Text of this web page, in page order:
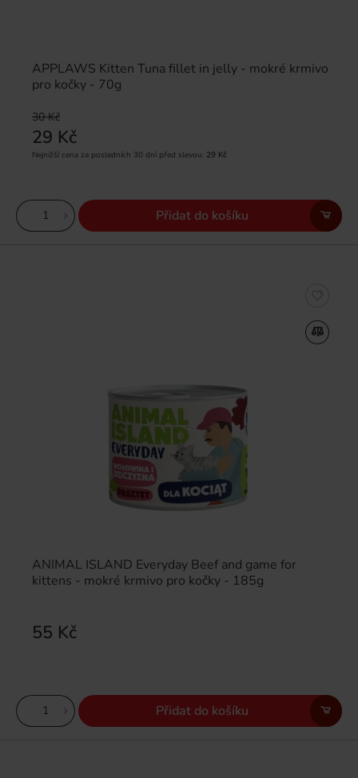
APPLAWS Kitten Tuna fillet in jelly - mokré krmivo
pro kočky - 70g
30 Kč
29 Kč
Nejnižší cena za posledních 30 dní před slevou: 29 Kč
Přidat do košíku
ANIMAL ISLAND Everyday Beef and game for
kittens - mokré krmivo pro kočky - 185g
55 Kč
Přidat do košíku